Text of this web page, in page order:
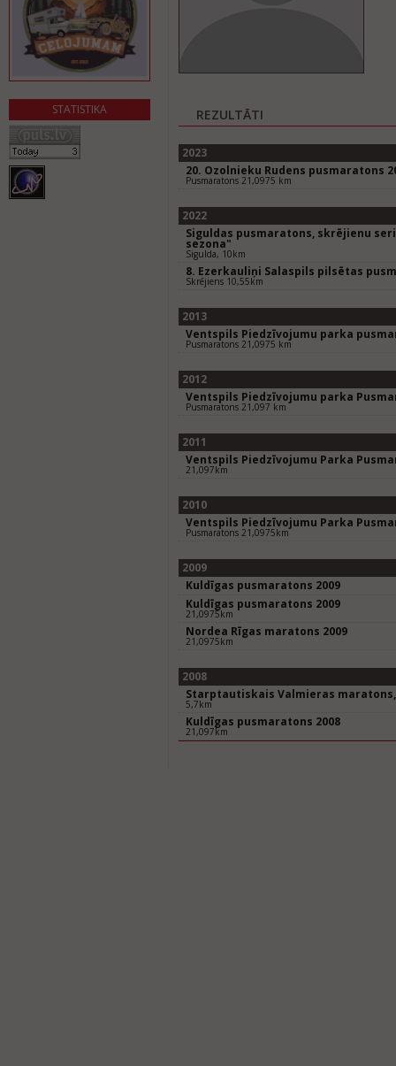
STATISTIKA REZULTĀTI
2023
20. Ozolnieku Rudens pusmaratons
Pusmaratons 21,0975 km
2022
Siguldas pusmaratons, skrējienu
sezona"
Sigulda, 10km
8. Ezerkauliņi Salaspils pilsētas
Skrējiens 10,55km
2013
Ventspils Piedzīvojumu parka
Pusmaratons 21,0975 km
2012
Ventspils Piedzīvojumu parka
Pusmaratons 21,097 km
2011
Ventspils Piedzīvojumu Parka
21,097km
2010
Ventspils Piedzīvojumu Parka
Pusmaratons 21,0975km
2009
Kuldīgas pusmaratons 2009
Kuldīgas pusmaratons 2009
21,0975km
Nordea Rīgas maratons 2009
21,0975km
2008
Starptautiskais Valmieras
5,7km
Kuldīgas pusmaratons 2008
21,097km